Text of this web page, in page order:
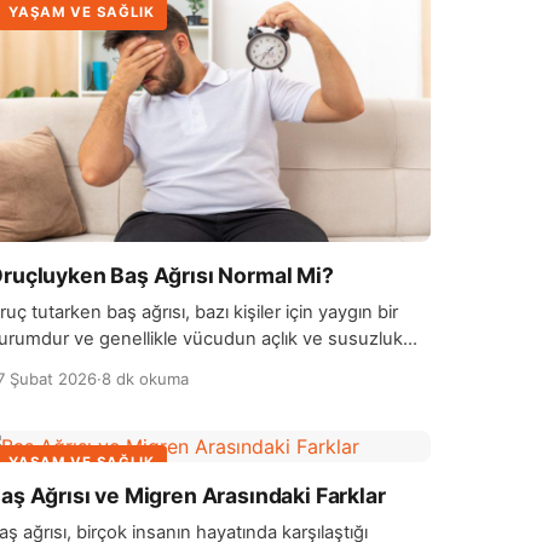
YAŞAM VE SAĞLIK
Baş Ağrısı Normal Mi?
tutarken baş ağrısı, bazı kişiler için yaygın bir
ve genellikle vücudun açlık ve susuzluk
baş ağrıları, açlık nedeniyle kan şekeri
uykusuzluk gibi faktörlerden kaynaklanabilir. Oruç
baş ağrılarını tetikleyebilir. Ayrıca, oruç
[…]
Şubat 2026·8 dk okuma
YAŞAM VE SAĞLIK
Ağrısı ve Migren Arasındaki Farklar
ağrısı, birçok insanın hayatında karşılaştığı